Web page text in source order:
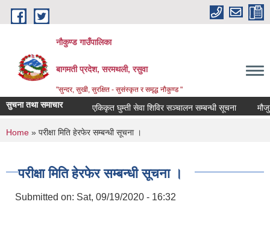
Skip to main content
नौकुण्ड गाउँपालिका
बागमती प्रदेश, सरमथली, रसुवा
"सुन्दर, सुखी, सुरक्षित - सुसंस्कृत र समृद्ध नौकुण्ड "
सुचना तथा समाचार एकिकृत घुम्ती सेवा शिविर सञ्‍चालन सम्बन्धी सूचना
You are here
Home » परीक्षा मिति हेरफेर सम्बन्धी सूचना ।
परीक्षा मिति हेरफेर सम्बन्धी सूचना ।
Submitted on: Sat, 09/19/2020 - 16:32